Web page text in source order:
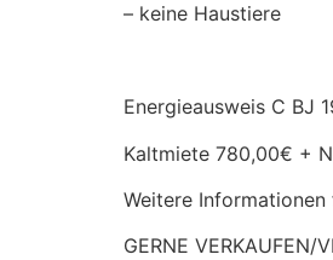
– keine Haustiere
Energieausweis C BJ
Kaltmiete 780,00€ +
Weitere
GERNE VERKAUFEN/